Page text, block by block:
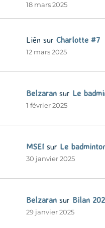
18 mars 2025
Liên sur Charlotte #7
12 mars 2025
Belzaran sur Le
1 février 2025
MSEI sur Le
30 janvier 2025
Belzaran sur Bilan
29 janvier 2025